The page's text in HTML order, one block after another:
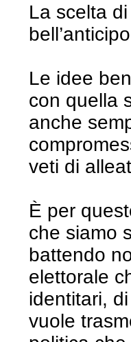
La scelta
Le idee
con quella
anche
veti di
È per
che siamo
battendo
elettorale
identitari,
vuole